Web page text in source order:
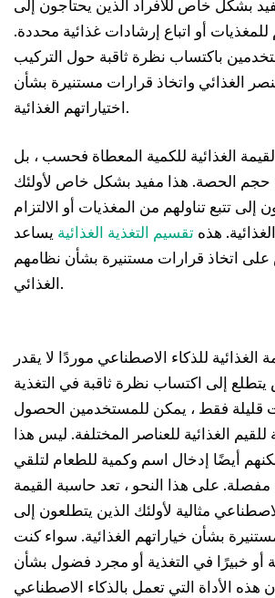
بشكل خاص للأفراد الذين يحتاجون إلى
للمغذيات أو اتباع إرشادات غذائية محددة.
باكتساب نظرة ثاقبة حول التركيب
الغذائي واتخاذ قرارات مستنيرة بشأن
اختياراتهم الغذائية.
الغذائية للكمية المعطاة فحسب ، بل
الحصة. هذا مفيد بشكل خاص لأولئك
إلى تتبع تناولهم من المغذيات أو الالتزام
هذه تقسيم التغذية الغذائية يساعد
على اتخاذ قرارات مستنيرة بشأن نظامهم
الغذائي.
الغذائية للذكاء الاصطناعي موردًا لا يقدر
إلى اكتساب نظرة ثاقبة في التغذية
قليلة فقط ، يمكن للمستخدمين الحصول
الغذائية للعناصر المختلفة. ليس هذا
أيضًا إدخال اسم وكمية للطعام لتلقي
مفصلة. على هذا النحو ، تعد حاسبة القيمة
الاصطناعي مثالية لأولئك الذين يتطلعون إلى
بشأن خياراتهم الغذائية. سواء كنت
خبيرًا في التغذية أو مجرد فضول بشأن
هذه الأداة التي تعمل بالذكاء الاصطناعي